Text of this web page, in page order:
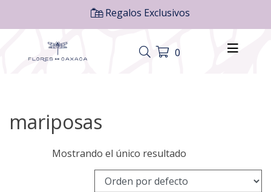
Regalos Exclusivos
0
mariposas
Mostrando el único resultado